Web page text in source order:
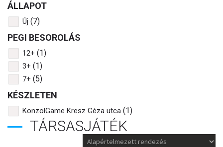
ÁLLAPOT
Új (7)
PEGI BESOROLÁS
12+ (1)
3+ (1)
7+ (5)
KÉSZLETEN
KonzolGame Kresz Géza utca (1)
TÁRSASJÁTÉK